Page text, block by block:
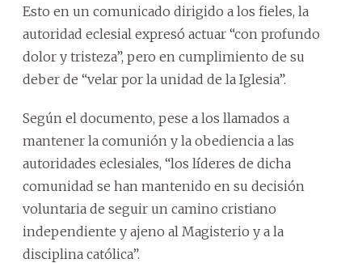
Esto en un comunicado dirigido a los fieles, la
autoridad eclesial expresó actuar “con profundo
dolor y tristeza”, pero en cumplimiento de su
deber de “velar por la unidad de la Iglesia”.
Según el documento, pese a los llamados a
mantener la comunión y la obediencia a las
autoridades eclesiales, “los líderes de dicha
comunidad se han mantenido en su decisión
voluntaria de seguir un camino cristiano
independiente y ajeno al Magisterio y a la
disciplina católica”.